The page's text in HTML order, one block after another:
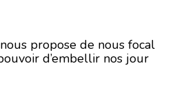
propose de nous focal
d’embellir nos jour